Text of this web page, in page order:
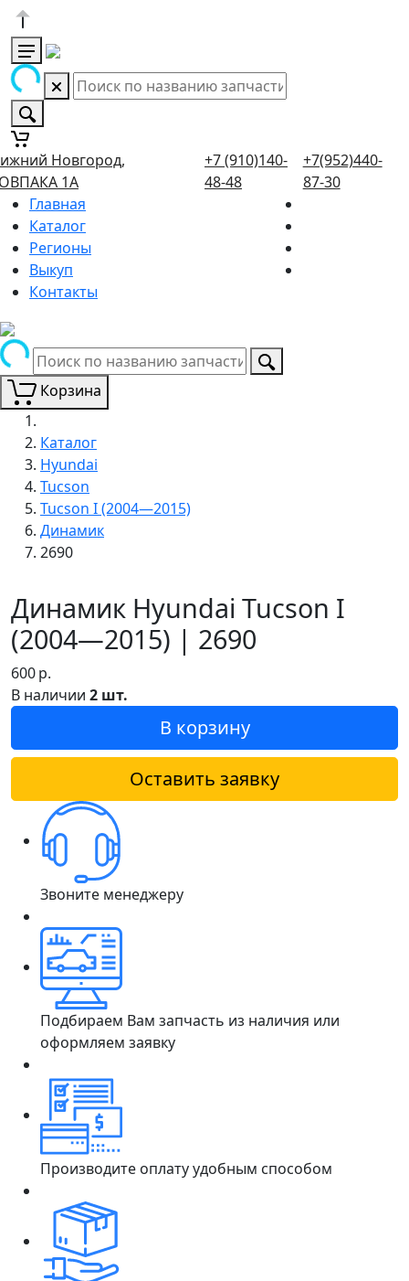
Новгород,
1А
+7 (910)140-
48-48
+7(952)440-
87-30
Главная
Каталог
Регионы
Выкуп
Контакты
Корзина
Каталог
Hyundai
Tucson
Tucson I (2004—2015)
Динамик
2690
Динамик Hyundai Tucson I
(2004—2015) | 2690
600р.
В наличии 2 шт.
В корзину
Оставить заявку
Звоните менеджеру
Подбираем Вам запчасть из наличия или
оформляем заявку
Производите оплату удобным способом